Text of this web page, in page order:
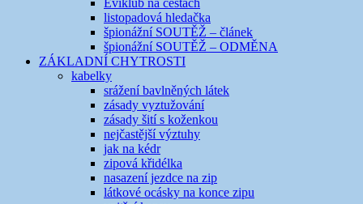
Eviklub na cestách
listopadová hledačka
špionážní SOUTĚŽ – článek
špionážní SOUTĚŽ – ODMĚNA
ZÁKLADNÍ CHYTROSTI
kabelky
srážení bavlněných látek
zásady vyztužování
zásady šití s koženkou
nejčastější výztuhy
jak na kédr
zipová křidélka
nasazení jezdce na zip
látkové ocásky na konce zipu